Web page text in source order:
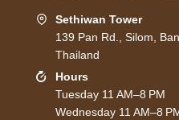
Sethiwan Tower
139 Pan Rd., Silom,
Thailand
Hours
Tuesday 11 AM–8 PM
Wednesday 11 AM–8